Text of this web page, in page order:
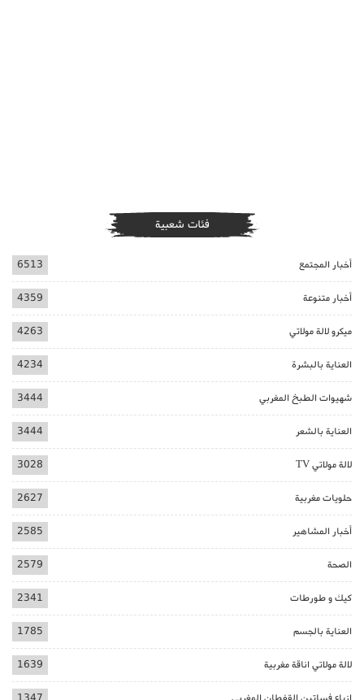
فئات شعبية
أخبار المجتمع 6513
أخبار متنوعة 4359
ميكرو لالة مولاتي 4263
العناية بالبشرة 4234
شهيوات الطبخ المغربي 3444
العناية بالشعر 3444
لالة مولاتي TV 3028
حلويات مغربية 2627
أخبار المشاهير 2585
الصحة 2579
كيك و طورطات 2341
العناية بالجسم 1785
لالة مولاتي اناقة مغربية 1639